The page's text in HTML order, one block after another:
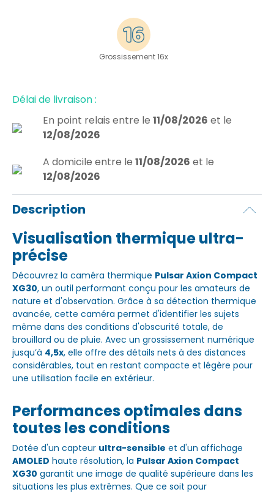
Grossissement 16x
Délai de livraison :
En point relais entre le 11/08/2026 et le
12/08/2026
A domicile entre le 11/08/2026 et le
12/08/2026
Description
Visualisation thermique ultra-
précise
Découvrez la caméra thermique Pulsar Axion Compact
XG30, un outil performant conçu pour les amateurs de
nature et d'observation. Grâce à sa détection thermique
avancée, cette caméra permet d'identifier les sujets
même dans des conditions d'obscurité totale, de
brouillard ou de pluie. Avec un grossissement numérique
jusqu’à 4,5x, elle offre des détails nets à des distances
considérables, tout en restant compacte et légère pour
une utilisation facile en extérieur.
Performances optimales dans
toutes les conditions
Dotée d'un capteur ultra-sensible et d'un affichage
AMOLED haute résolution, la Pulsar Axion Compact
XG30 garantit une image de qualité supérieure dans les
situations les plus extrêmes. Que ce soit pour